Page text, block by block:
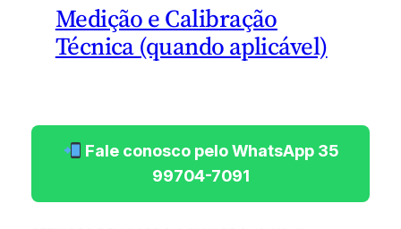
Medição e Calibração
Técnica (quando aplicável)
Fale conosco pelo WhatsApp 35
99704-7091